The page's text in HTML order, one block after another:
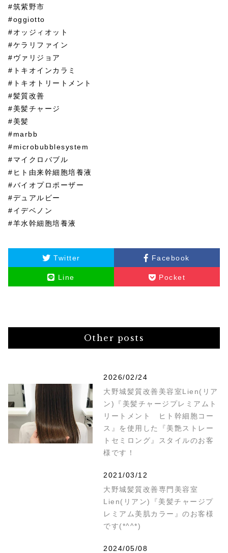
#筑紫野市
#oggiotto
#オッジィオット
#ケラリファイン
#ヴァリジョア
#トキオインカラミ
#トキオトリートメント
#髪質改善
#美髪チャージ
#美髪
#marbb
#microbubblesystem
#マイクロバブル
#ヒト由来幹細胞培養液
#バイオプロポーザー
#デュアルビー
#イデベノン
#羊水幹細胞培養液
Twitter Facebook
Line Pocket
Other posts
2026/02/24
大野城髪質改善美容室Lien(リア
ン)『美髪チャージプレミアムト
リートメント ヒト幹細胞コー
ス』を使用した『美艶ストレー
トセミロング』スタイルのお客
様です！
2021/03/12
大野城髪質改善専門美容室
Lien(リアン)『美髪チャージプ
レミアム美肌カラー』のお客様
です(*^^*)
2024/05/08